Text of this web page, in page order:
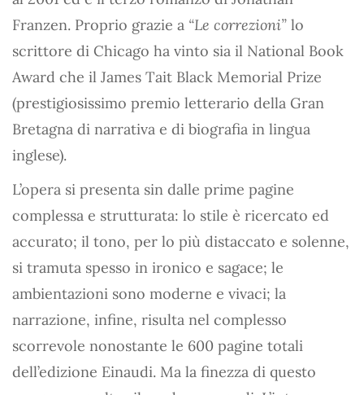
Franzen. Proprio grazie a “Le correzioni” lo
scrittore di Chicago ha vinto sia il National Book
Award che il James Tait Black Memorial Prize
(prestigiosissimo premio letterario della Gran
Bretagna di narrativa e di biografia in lingua
inglese).
L’opera si presenta sin dalle prime pagine
complessa e strutturata: lo stile è ricercato ed
accurato; il tono, per lo più distaccato e solenne,
si tramuta spesso in ironico e sagace; le
ambientazioni sono moderne e vivaci; la
narrazione, infine, risulta nel complesso
scorrevole nonostante le 600 pagine totali
dell’edizione Einaudi. Ma la finezza di questo